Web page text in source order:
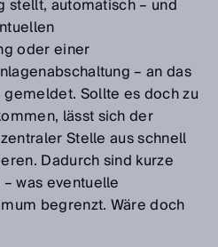
stellt, automatisch – und
oder einer
– an das
Sollte es doch zu
lässt sich der
Stelle aus schnell
Dadurch sind kurze
was eventuelle
begrenzt. Wäre doch